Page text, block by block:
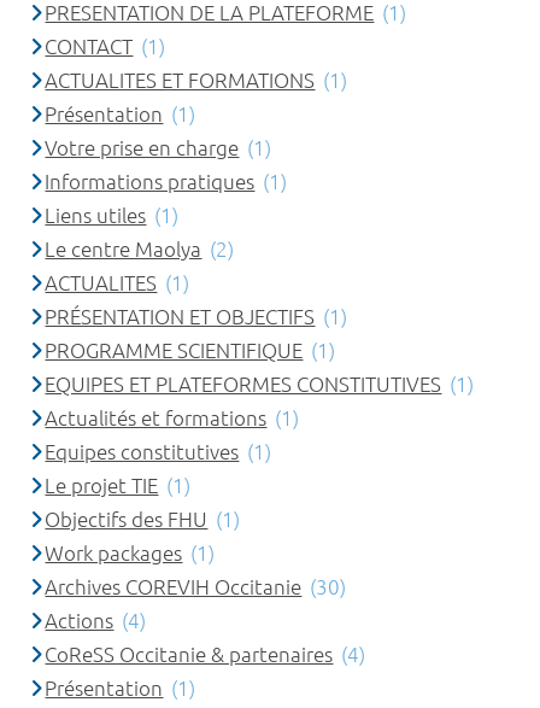
PRESENTATION DE LA PLATEFORME (1)
CONTACT (1)
ACTUALITES ET FORMATIONS (1)
Présentation (1)
Votre prise en charge (1)
Informations pratiques (1)
Liens utiles (1)
Le centre Maolya (2)
ACTUALITES (1)
PRÉSENTATION ET OBJECTIFS (1)
PROGRAMME SCIENTIFIQUE (1)
EQUIPES ET PLATEFORMES CONSTITUTIVES (1)
Actualités et formations (1)
Equipes constitutives (1)
Le projet TIE (1)
Objectifs des FHU (1)
Work packages (1)
Archives COREVIH Occitanie (30)
Actions (4)
CoReSS Occitanie & partenaires (4)
Présentation (1)